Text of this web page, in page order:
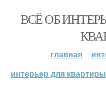
ВСЁ ОБ
главная
интерьер для квартиры